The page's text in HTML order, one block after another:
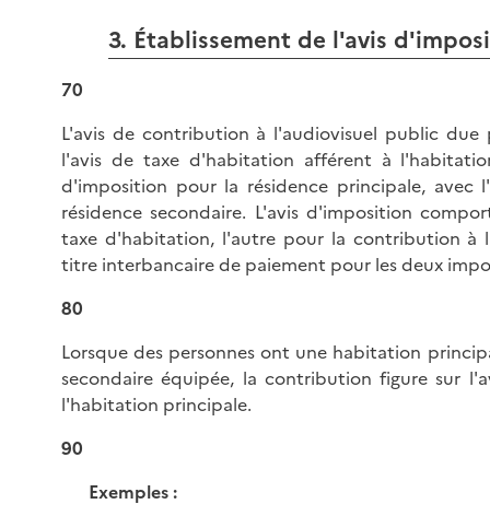
3. Établissement de l'avis
70
L'avis de contribution à l'audiovisuel public due
l'avis de taxe d'habitation afférent à
d'imposition pour la résidence principale, avec
résidence secondaire. L'avis d'imposition
taxe d'habitation, l'autre pour la contribution à
titre interbancaire de paiement pour les deux
80
Lorsque des personnes ont une habitation
secondaire équipée, la contribution figure sur
l'habitation principale.
90
Exemples :